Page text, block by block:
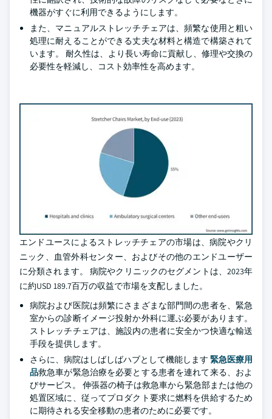
機器がすぐに利用できるようにします。
また、マニュアルストレッチチェアは、頻繁な使用と粗い
処理に耐えることができる丈夫な材料と構造で構築されて
います。 耐久性は、より長い寿命に貢献し、修理や交換の
必要性を軽減し、コスト効率性を高めます。
エンドユースによるストレッチチェアの市場は、病院やクリ
ニック、血管外科センター、およびその他のエンドユーザー
に分類されます。 病院やクリニックのセグメントは、2023年
に約USD 189.7百万の収益で市場を支配しました。
病院および医院は頻繁にさまざまな部門間の患者を、緊急
室からの診断イメージ投射か外科に運ぶ必要があります。
ストレッチチェアは、施設内の患者に安全かつ快適な輸送
手段を提供します。
さらに、病院はしばしばハブとして機能します 緊急医療用
品救急車が緊急治療を必要とする患者を連れて来る、およ
びサービス。 伸張器の椅子は救急車から緊急部または他の
処置区域に、従ってプロダクト要求に燃料を供給するため
に期待される安全移動の患者のために必要です。